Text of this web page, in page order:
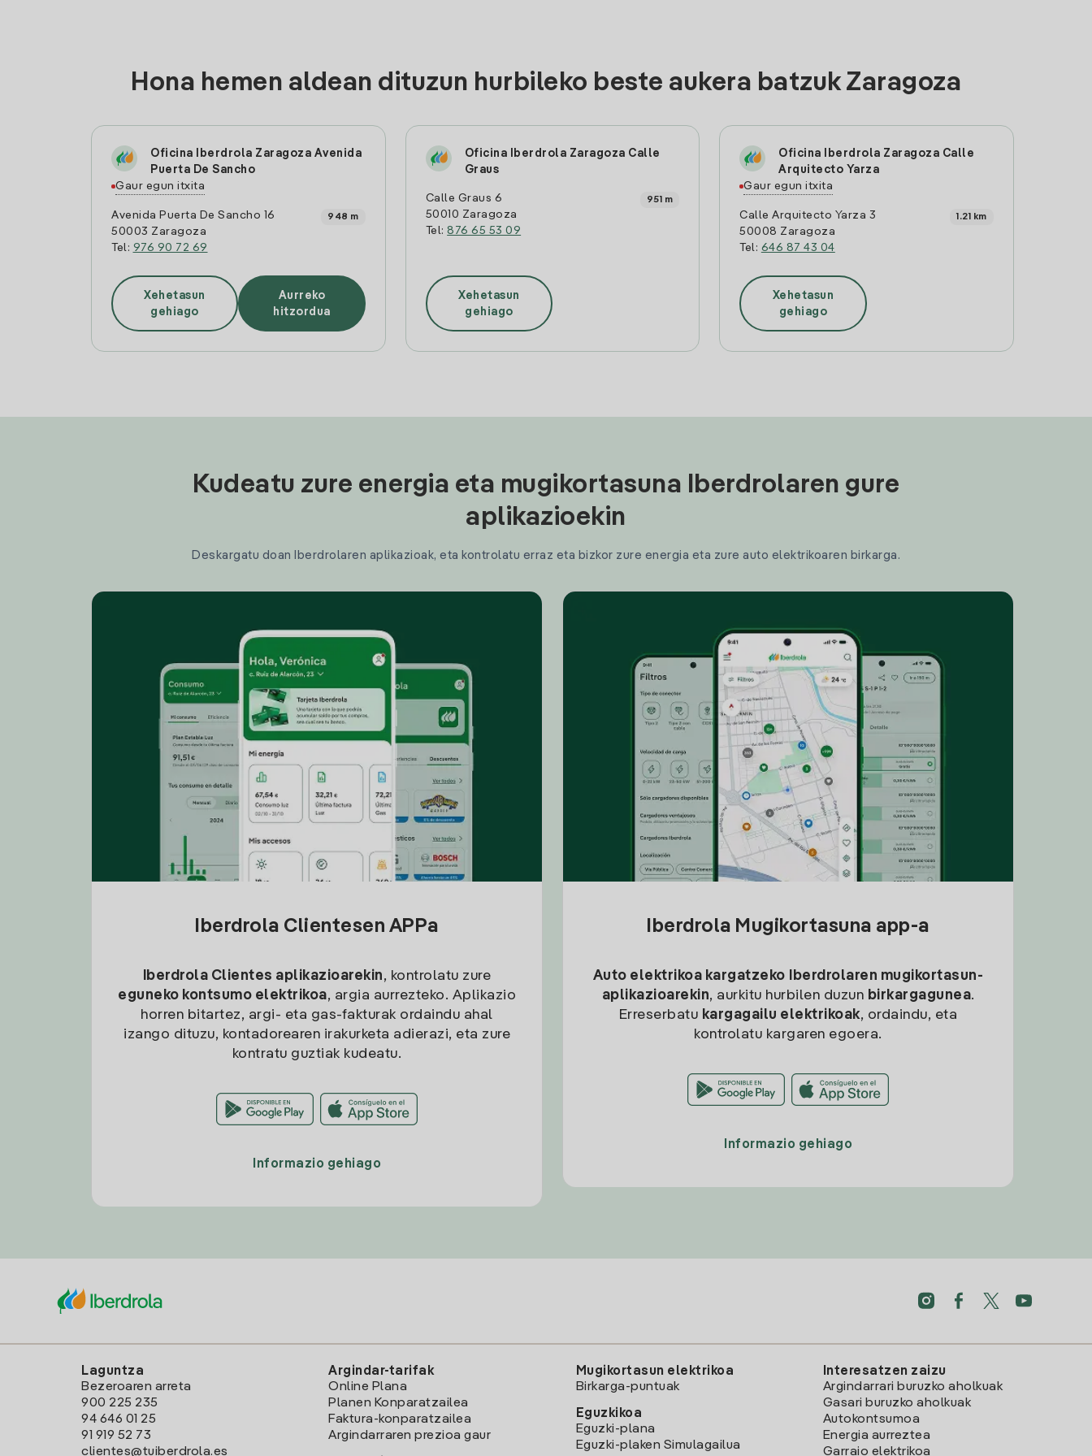
Hona hemen aldean dituzun hurbileko beste aukera batzuk Zaragoza
Oficina Iberdrola Zaragoza Avenida
Puerta De Sancho
Gaur egun itxita
Avenida Puerta De Sancho 16
50003 Zaragoza
Tel: 976 90 72 69
948 m
Xehetasun
gehiago
Aurreko
hitzordua
Oficina Iberdrola Zaragoza Calle
Graus
Calle Graus 6
50010 Zaragoza
Tel:876 65 53 09
951 m
Xehetasun
gehiago
Oficina Iberdrola Zaragoza Calle
Arquitecto Yarza
Gaur egun itxita
Calle Arquitecto Yarza 3
50008 Zaragoza
Tel: 646 87 43 04
1.21 km
Xehetasun
gehiago
Kudeatu zure energia eta mugikortasuna Iberdrolaren gure
aplikazioekin
Deskargatu doan Iberdrolaren aplikazioak, eta kontrolatu erraz eta bizkor zure energia eta zure auto elektrikoaren birkarga.
Iberdrola Clientesen APPa
Iberdrola Clientes aplikazioarekin, kontrolatu zure
eguneko kontsumo elektrikoa, argia aurrezteko. Aplikazio
horren bitartez, argi- eta gas-fakturak ordaindu ahal
izango dituzu, kontadorearen irakurketa adierazi, eta zure
kontratu guztiak kudeatu.
Informazio gehiago
Iberdrola Mugikortasuna app-a
Auto elektrikoa kargatzeko
Iberdrolaren mugikortasun-
aplikazioarekin, aurkitu hurbilen duzun birkargagunea.
Erreserbatu kargagailu elektrikoak, ordaindu, eta
kontrolatu kargaren egoera.
Informazio gehiago
Laguntza
Bezeroaren arreta
900 225 235
94 646 01 25
91 919 52 73
clientes@tuiberdrola.es
Argindar-tarifak
Online Plana
Planen Konparatzailea
Faktura-konparatzailea
Argindarraren prezioa gaur
Mugikortasun elektrikoa
Birkarga-puntuak
Eguzkikoa
Eguzki-plana
Eguzki-plaken Simulagailua
Interesatzen zaizu
Argindarrari buruzko aholkuak
Gasari buruzko aholkuak
Autokontsumoa
Energia aurreztea
Garraio elektrikoa